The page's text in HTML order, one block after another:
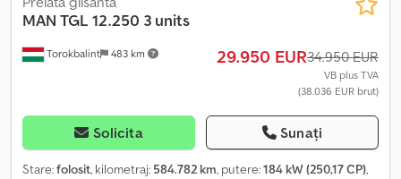
Torokbalint 483 km
MAN TGL 12.250 3 units
29.950 EUR34.950 EUR
VB plus TVA
(38.036 EUR brut)
Solicita Sunați
Stare:folosit, kilometraj: 584.782 km, putere:184 kW (250,17 CP),